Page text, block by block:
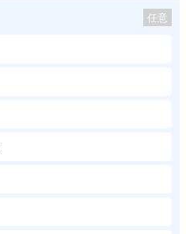
任意